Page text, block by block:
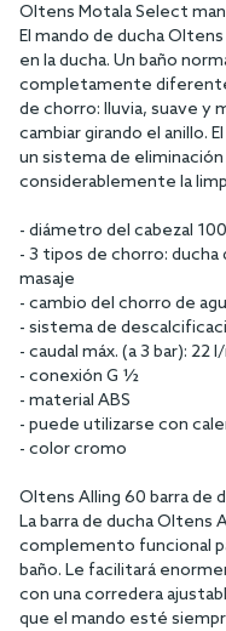
Oltens Motala Select
El mando de ducha
en la ducha. Un baño
completamente
de chorro: lluvia, suave y
cambiar girando el anillo.
un sistema de
considerablemente la
- diámetro del cabezal
- 3 tipos de chorro:
masaje
- cambio del chorro de
- sistema de
- caudal máx. (a 3 bar): 22
- conexión G ½
- material ABS
- puede utilizarse con
- color cromo
Oltens Alling 60 barra de
La barra de ducha Oltens
complemento funcional
baño. Le facilitará
con una corredera
que el mando esté